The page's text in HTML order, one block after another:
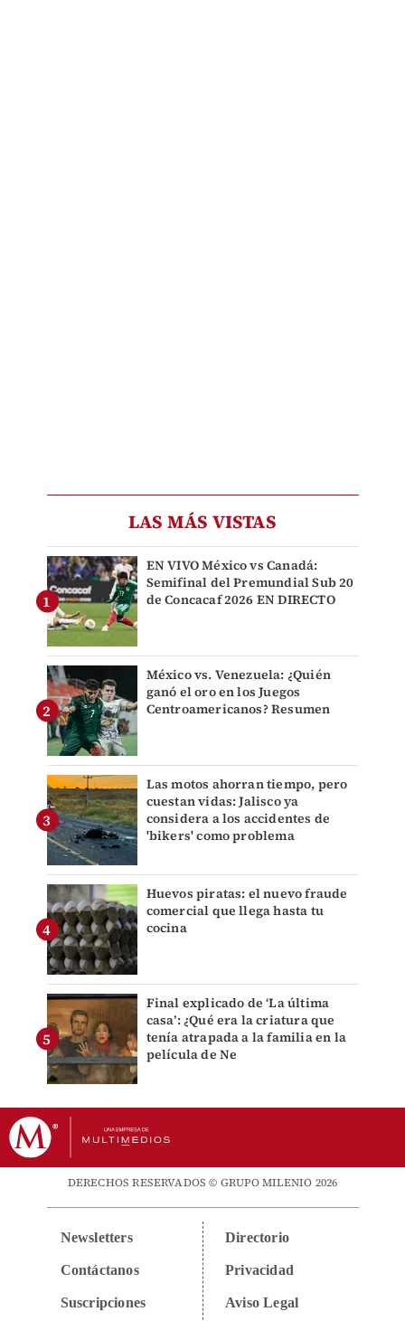
LAS MÁS VISTAS
EN VIVO México vs Canadá:
Semifinal del Premundial Sub 20
de Concacaf 2026 EN DIRECTO
México vs. Venezuela: ¿Quién
ganó el oro en los Juegos
Centroamericanos? Resumen
Las motos ahorran tiempo, pero
cuestan vidas: Jalisco ya
considera a los accidentes de
'bikers' como problema
Huevos piratas: el nuevo fraude
comercial que llega hasta tu
cocina
Final explicado de ‘La última
casa’: ¿Qué era la criatura que
tenía atrapada a la familia en la
película de Ne
DERECHOS RESERVADOS © GRUPO MILENIO 2026
Newsletters
Contáctanos
Suscripciones
Directorio
Privacidad
Aviso Legal